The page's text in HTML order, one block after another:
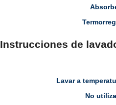
Instrucciones de
Lavar a
No